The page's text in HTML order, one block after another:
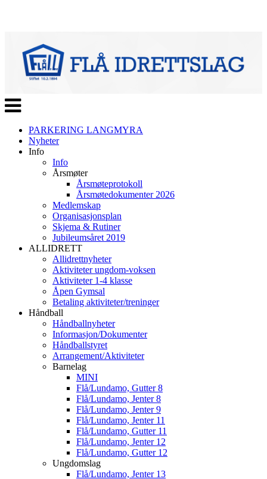
Veksle
navigasjon
PARKERING LANGMYRA
Nyheter
Info
Info
Årsmøter
Årsmøteprotokoll
Årsmøtedokumenter 2026
Medlemskap
Organisasjonsplan
Skjema & Rutiner
Jubileumsåret 2019
ALLIDRETT
Allidrettnyheter
Aktiviteter ungdom-voksen
Aktiviteter 1-4 klasse
Åpen Gymsal
Betaling aktiviteter/treninger
Håndball
Håndballnyheter
Informasjon/Dokumenter
Håndballstyret
Arrangement/Aktiviteter
Barnelag
MINI
Flå/Lundamo, Gutter 8
Flå/Lundamo, Jenter 8
Flå/Lundamo, Jenter 9
Flå/Lundamo, Jenter 11
Flå/Lundamo, Gutter 11
Flå/Lundamo, Jenter 12
Flå/Lundamo, Gutter 12
Ungdomslag
Flå/Lundamo, Jenter 13